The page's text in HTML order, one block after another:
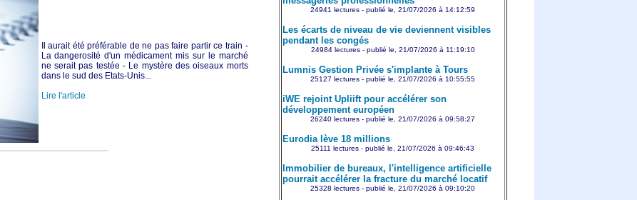
Il aurait été préférable de ne pas faire partir ce train -
La dangerosité d'un médicament mis sur le marché
ne serait pas testée - Le mystère des oiseaux morts
dans le sud des Etats-Unis...
Lire l'article
24941 lectures - publié le, 21/07/2026 à 14:12:59
Les écarts de niveau de vie deviennent visibles
pendant les congés
24984 lectures - publié le, 21/07/2026 à 11:19:10
Lumnis Gestion Privée s'implante à Tours
25127 lectures - publié le, 21/07/2026 à 10:55:55
iWE rejoint Upliift pour accélérer son
développement européen
26240 lectures - publié le, 21/07/2026 à 09:58:27
Eurodia lève 18 millions
25111 lectures - publié le, 21/07/2026 à 09:46:43
Immobilier de bureaux, l'intelligence artificielle
pourrait accélérer la fracture du marché locatif
25328 lectures - publié le, 21/07/2026 à 09:10:20